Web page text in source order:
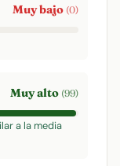
Muy bajo (0)
Muy alto (99)
a la media